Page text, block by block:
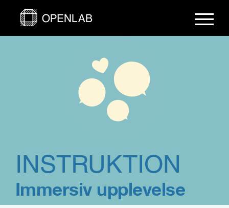
INSTRUKTION
Immersiv upplevelse